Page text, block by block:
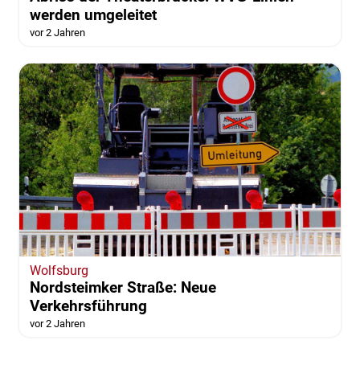
werden umgeleitet
vor 2 Jahren
Wolfsburg
Nordsteimker Straße: Neue
Verkehrsführung
vor 2 Jahren